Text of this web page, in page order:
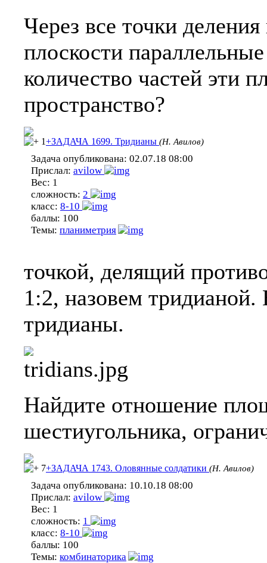
Через все точки
плоскости
количество частей эти
пространство?
1+ЗАДАЧА 1699. Тридианы (Н. Авилов)
Задача опубликована: 02.07.18 08:00
Прислал: avilow
Вес: 1
сложность: 2
класс: 8-10
баллы: 100
Темы: планиметрия
точкой, делящий
1:2, назовем тридианой.
тридианы.
Найдите отношение
шестиугольника,
7+ЗАДАЧА 1743. Оловянные солдатики (Н. Авилов)
Задача опубликована: 10.10.18 08:00
Прислал: avilow
Вес: 1
сложность: 1
класс: 8-10
баллы: 100
Темы: комбинаторика